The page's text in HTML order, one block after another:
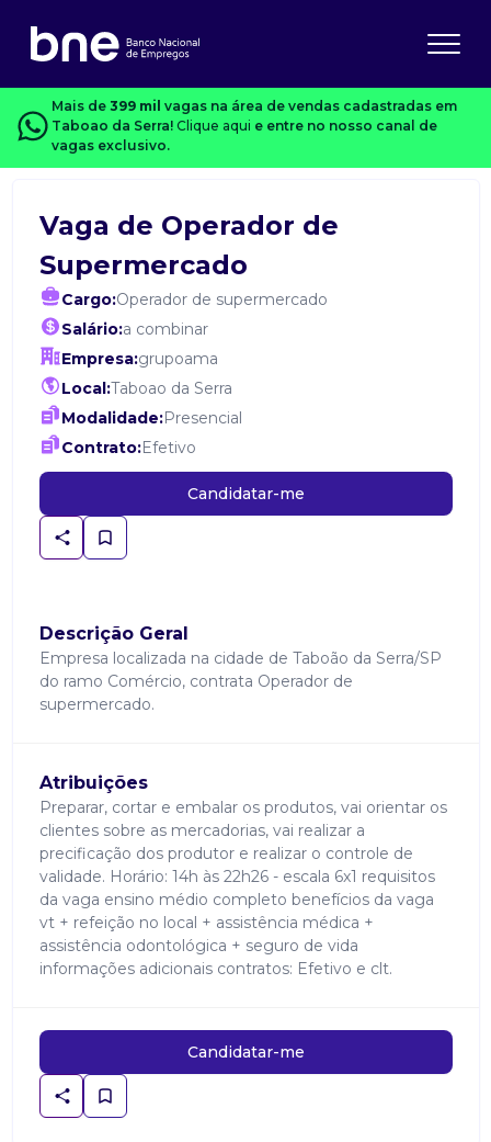
Mais de 399 mil vagas na área de vendas cadastradas em
Taboao da Serra! Clique aqui e entre no nosso canal de
vagas exclusivo.
Vaga de Operador de
Supermercado
Cargo:Operador de supermercado
Salário:a combinar
Empresa:grupoama
Local:Taboao da Serra
Modalidade:Presencial
Contrato:Efetivo
Candidatar-me
Descrição Geral
Empresa localizada na cidade de Taboão da Serra/SP
do ramo Comércio, contrata Operador de
supermercado.
Atribuições
Preparar, cortar e embalar os produtos, vai orientar os
clientes sobre as mercadorias, vai realizar a
precificação dos produtor e realizar o controle de
validade. Horário: 14h às 22h26 - escala 6x1 requisitos
da vaga ensino médio completo benefícios da vaga
vt + refeição no local + assistência médica +
assistência odontológica + seguro de vida
informações adicionais contratos: Efetivo e clt.
Candidatar-me